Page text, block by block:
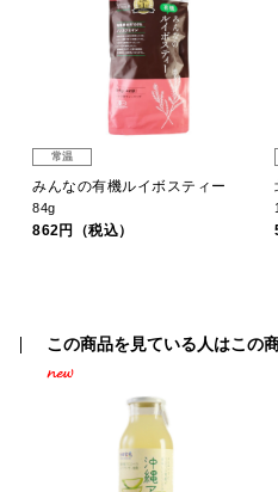
常温
みんなの有機ルイボスティー
84g
862円（税込）
この商品を見ている人はこの